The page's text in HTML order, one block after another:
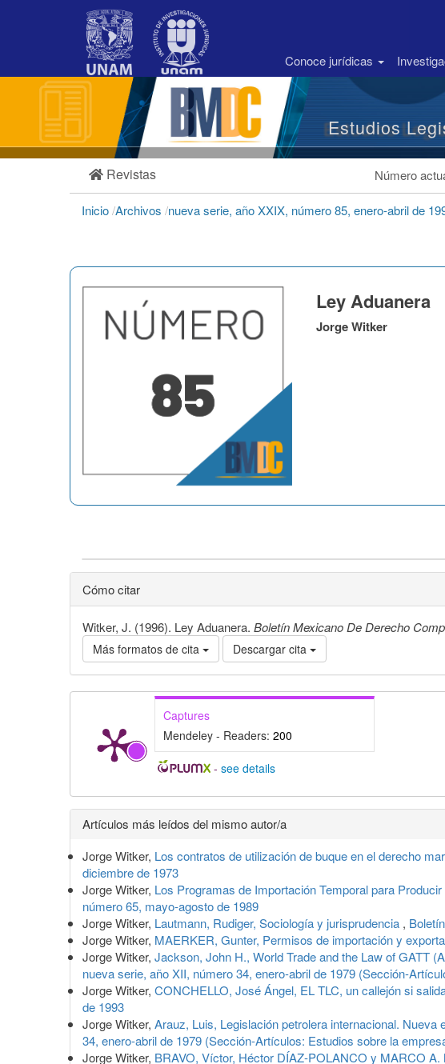
Barra
Conoce jurídicas
Estudios
Revistas Número
Inicio/Archivos /nueva serie, año XXIX, número 85, enero-abril de
Ley Aduanera
Jorge Witker
Cómo citar
Witker, J. (1996). Ley Aduanera. Boletín Mexicano De Derecho
Más formatos de cita Descargar cita
Captures
Mendeley - Readers: 200
- see details
Detalles
del
artículo
Artículos más leídos del mismo autor/a
Jorge Witker, Los contratos de utilización de buque en el derecho
diciembre de 1973
Jorge Witker, Los Programas de Importación Temporal para
número 65, mayo-agosto de 1989
Jorge Witker, Lautmann, Rudiger, Sociología y jurisprudencia ,
Jorge Witker, MAERKER, Gunter, Permisos de importación y
Jorge Witker, Jackson, John H., World Trade and the Law of GATT
nueva serie, año XII, número 34, enero-abril de 1979 (Sección-
Jorge Witker, CONCHELLO, José Ángel, EL TLC, un callejón si
de 1993
Jorge Witker, Arauz, Luis, Legislación petrolera internacional. Nueva
34, enero-abril de 1979 (Sección-Artículos: Estudios sobre la
Jorge Witker, BRAVO, Víctor, Héctor DÍAZ-POLANCO y MARCO